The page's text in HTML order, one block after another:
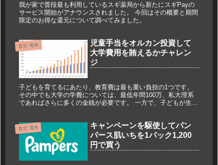
我が家で普段最も利用しているスギ薬局から新たにスギPayの
サービス開始がアナウンスされました。 今回はその概要と期間
限定のお得な還元について調べてみました。
育児･育休
児童手当をオルカン投資して
大学費用を賄えるかチャレン
ジ
子どもを育てるにあたり、教育費は最も重い負担の1つです。
その中でも大学の学費については、最低年間100万、私大理系
であればさらに多くの金銭が必要です。 一方で、子どもが生ま
ンジを始めます。
育児･育休
キャンペーンを駆使してパン
パース肌いちを1パック1,200
円で買う